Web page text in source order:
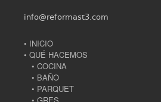
info@reformast3.com
• INICIO
• QUÉ HACEMOS
• COCINA
• BAÑO
• PARQUET